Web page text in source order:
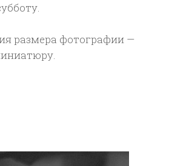
размера фотографии —